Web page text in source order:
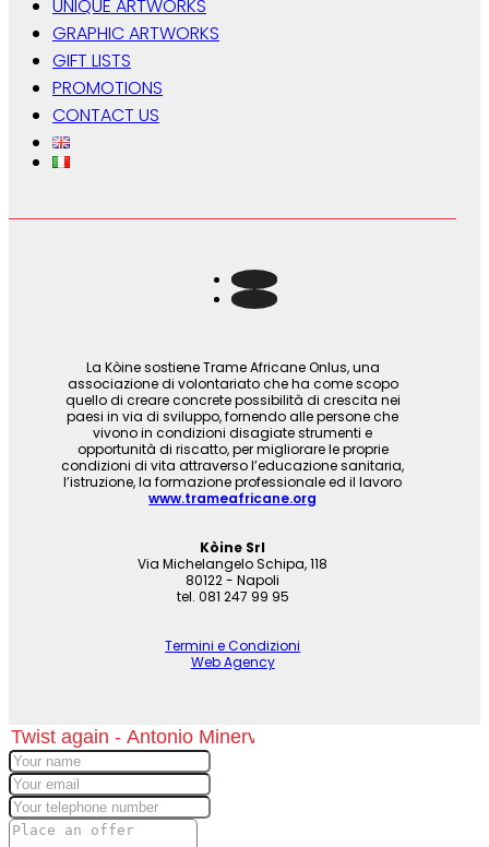
UNIQUE ARTWORKS
GRAPHIC ARTWORKS
GIFT LISTS
PROMOTIONS
CONTACT US
La Kòine sostiene Trame Africane Onlus, una
associazione di volontariato che ha come scopo
quello di creare concrete possibilità di crescita nei
paesi in via di sviluppo, fornendo alle persone che
vivono in condizioni disagiate strumenti e
opportunità di riscatto, per migliorare le proprie
condizioni di vita attraverso l’educazione sanitaria,
l’istruzione, la formazione professionale ed il lavoro
www.trameafricane.org
Kòine Srl
Via Michelangelo Schipa, 118
80122 - Napoli
tel. 081 247 99 95
Termini e Condizioni
Web Agency